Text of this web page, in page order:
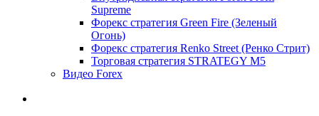
Supreme
Форекс стратегия Green Fire (Зеленый
Огонь)
Форекс стратегия Renko Street (Ренко Стрит)
Торговая стратегия STRATEGY M5
Видео Forex